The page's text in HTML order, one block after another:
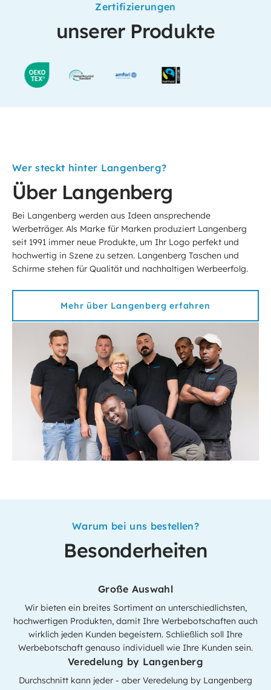
Zertifizierungen
unserer Produkte
Wer steckt hinter Langenberg?
Über Langenberg
Bei Langenberg werden aus Ideen ansprechende
Werbeträger. Als Marke für Marken produziert Langenberg
seit 1991 immer neue Produkte, um Ihr Logo perfekt und
hochwertig in Szene zu setzen. Langenberg Taschen und
Schirme stehen für Qualität und nachhaltigen Werbeerfolg.
Mehr über Langenberg erfahren
Warum bei uns bestellen?
Besonderheiten
Große Auswahl
Wir bieten ein breites Sortiment an unterschiedlichsten,
hochwertigen Produkten, damit Ihre Werbebotschaften auch
wirklich jeden Kunden begeistern. Schließlich soll Ihre
Werbebotschaft genauso individuell wie Ihre Kunden sein.
Veredelung by Langenberg
Durchschnitt kann jeder - aber Veredelung by Langenberg